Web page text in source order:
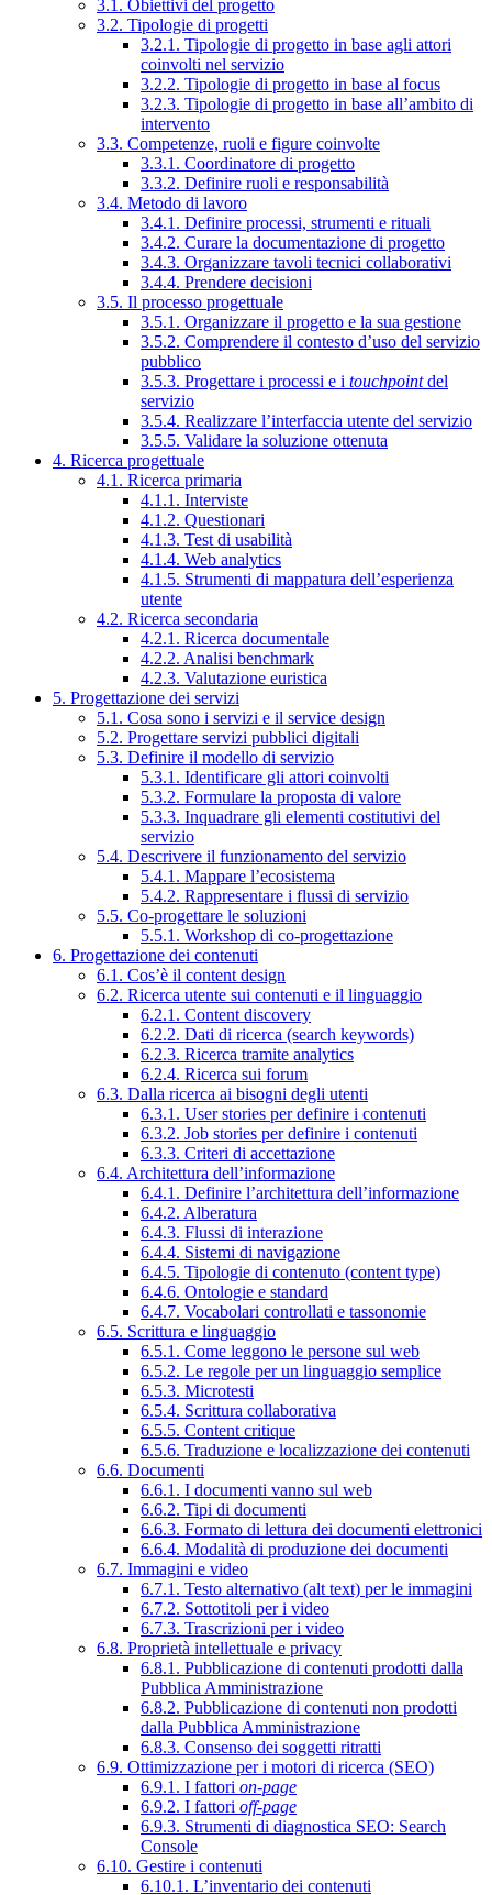
3.1. Obiettivi del progetto
3.2. Tipologie di progetti
3.2.1. Tipologie di progetto in base agli attori
coinvolti nel servizio
3.2.2. Tipologie di progetto in base al focus
3.2.3. Tipologie di progetto in base all’ambito di
intervento
3.3. Competenze, ruoli e figure coinvolte
3.3.1. Coordinatore di progetto
3.3.2. Definire ruoli e responsabilità
3.4. Metodo di lavoro
3.4.1. Definire processi, strumenti e rituali
3.4.2. Curare la documentazione di progetto
3.4.3. Organizzare tavoli tecnici collaborativi
3.4.4. Prendere decisioni
3.5. Il processo progettuale
3.5.1. Organizzare il progetto e la sua gestione
3.5.2. Comprendere il contesto d’uso del servizio
pubblico
3.5.3. Progettare i processi e i touchpointdel
servizio
3.5.4. Realizzare l’interfaccia utente del servizio
3.5.5. Validare la soluzione ottenuta
4. Ricerca progettuale
4.1. Ricerca primaria
4.1.1. Interviste
4.1.2. Questionari
4.1.3. Test di usabilità
4.1.4. Web analytics
4.1.5. Strumenti di mappatura dell’esperienza
utente
4.2. Ricerca secondaria
4.2.1. Ricerca documentale
4.2.2. Analisi benchmark
4.2.3. Valutazione euristica
5. Progettazione dei servizi
5.1. Cosa sono i servizi e il service design
5.2. Progettare servizi pubblici digitali
5.3. Definire il modello di servizio
5.3.1. Identificare gli attori coinvolti
5.3.2. Formulare la proposta di valore
5.3.3. Inquadrare gli elementi costitutivi del
servizio
5.4. Descrivere il funzionamento del servizio
5.4.1. Mappare l’ecosistema
5.4.2. Rappresentare i flussi di servizio
5.5. Co-progettare le soluzioni
5.5.1. Workshop di co-progettazione
6. Progettazione dei contenuti
6.1. Cos’è il content design
6.2. Ricerca utente sui contenuti e il linguaggio
6.2.1. Content discovery
6.2.2. Dati di ricerca (search keywords)
6.2.3. Ricerca tramite analytics
6.2.4. Ricerca sui forum
6.3. Dalla ricerca ai bisogni degli utenti
6.3.1. User stories per definire i contenuti
6.3.2. Job stories per definire i contenuti
6.3.3. Criteri di accettazione
6.4. Architettura dell’informazione
6.4.1. Definire l’architettura dell’informazione
6.4.2. Alberatura
6.4.3. Flussi di interazione
6.4.4. Sistemi di navigazione
6.4.5. Tipologie di contenuto (content type)
6.4.6. Ontologie e standard
6.4.7. Vocabolari controllati e tassonomie
6.5. Scrittura e linguaggio
6.5.1. Come leggono le persone sul web
6.5.2. Le regole per un linguaggio semplice
6.5.3. Microtesti
6.5.4. Scrittura collaborativa
6.5.5. Content critique
6.5.6. Traduzione e localizzazione dei contenuti
6.6. Documenti
6.6.1. I documenti vanno sul web
6.6.2. Tipi di documenti
6.6.3. Formato di lettura dei documenti elettronici
6.6.4. Modalità di produzione dei documenti
6.7. Immagini e video
6.7.1. Testo alternativo (alt text) per le immagini
6.7.2. Sottotitoli per i video
6.7.3. Trascrizioni per i video
6.8. Proprietà intellettuale e privacy
6.8.1. Pubblicazione di contenuti prodotti dalla
Pubblica Amministrazione
6.8.2. Pubblicazione di contenuti non prodotti
dalla Pubblica Amministrazione
6.8.3. Consenso dei soggetti ritratti
6.9. Ottimizzazione per i motori di ricerca (SEO)
6.9.1. I fattori on-page
6.9.2. I fattori off-page
6.9.3. Strumenti di diagnostica SEO: Search
Console
6.10. Gestire i contenuti
6.10.1. L’inventario dei contenuti